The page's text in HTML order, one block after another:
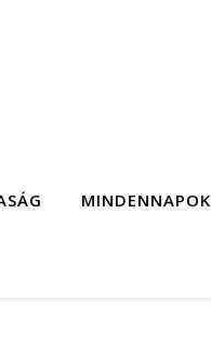
MINDENNAPOK